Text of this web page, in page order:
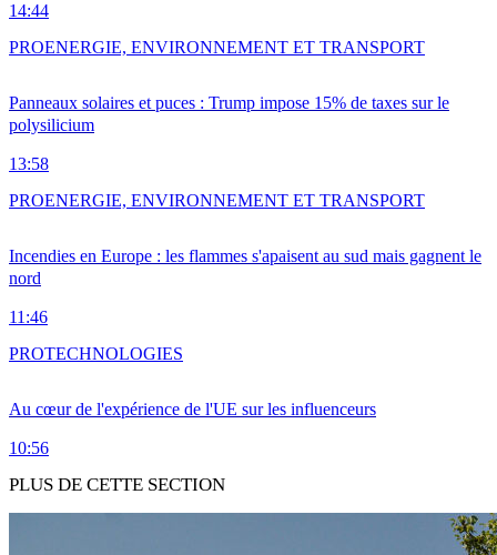
14:44
Panneaux solaires et puces : Trump impose 15% de taxes sur le
polysilicium
13:58
PROENERGIE, ENVIRONNEMENT ET TRANSPORT
Incendies en Europe : les flammes s'apaisent au sud mais gagnent le
nord
11:46
PROENERGIE, ENVIRONNEMENT ET TRANSPORT
Au cœur de l'expérience de l'UE sur les influenceurs
10:56
PROTECHNOLOGIES
PLUS DE CETTE SECTION